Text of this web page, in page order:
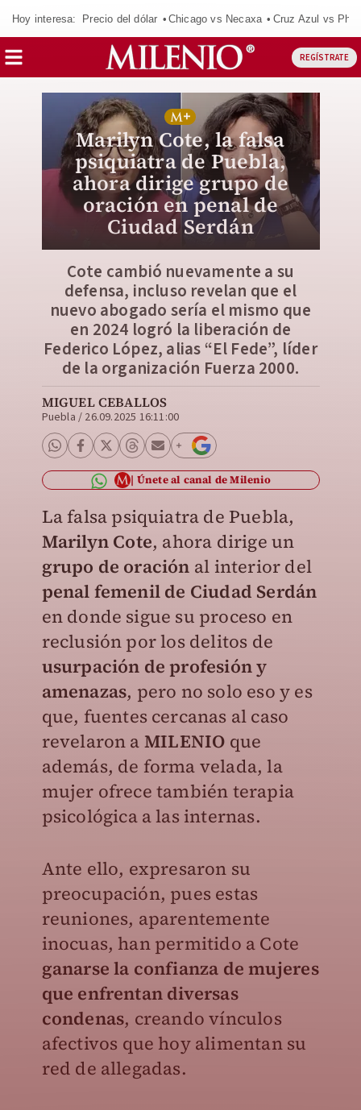
Hoy interesa: Precio del dólar Chicago vs Necaxa Cruz Azul vs
REGÍSTRATE
Marilyn Cote, la falsa
psiquiatra de Puebla,
ahora dirige grupo de
oración en penal de
Ciudad Serdán
Cote cambió nuevamente a su
defensa, incluso revelan que el
nuevo abogado sería el mismo que
en 2024 logró la liberación de
Federico López, alias “El Fede”, líder
de la organización Fuerza 2000.
MIGUEL CEBALLOS
Puebla / 26.09.2025 16:11:00
Únete al canal de Milenio
La falsa psiquiatra de Puebla,
Marilyn Cote, ahora dirige un
grupo de oración al interior del
penal femenil de Ciudad Serdán
en donde sigue su proceso en
reclusión por los delitos de
usurpación de profesión y
amenazas, pero no solo eso y es
que, fuentes cercanas al caso
revelaron a MILENIO que
además, de forma velada, la
mujer ofrece también terapia
psicológica a las internas.
Ante ello, expresaron su
preocupación, pues estas
reuniones, aparentemente
inocuas, han permitido a Cote
ganarse la confianza de mujeres
que enfrentan diversas
condenas, creando vínculos
afectivos que hoy alimentan su
red de allegadas.